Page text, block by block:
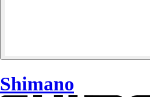
Shimano